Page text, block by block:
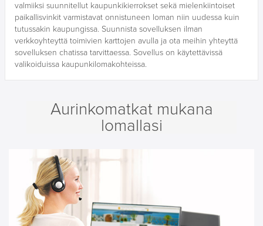
valmiiksi suunnitellut kaupunkikierrokset sekä mielenkiintoiset
paikallisvinkit varmistavat onnistuneen loman niin uudessa kuin
tutussakin kaupungissa. Suunnista sovelluksen ilman
verkkoyhteyttä toimivien karttojen avulla ja ota meihin yhteyttä
sovelluksen chatissa tarvittaessa. Sovellus on käytettävissä
valikoiduissa kaupunkilomakohteissa.
Aurinkomatkat mukana
lomallasi